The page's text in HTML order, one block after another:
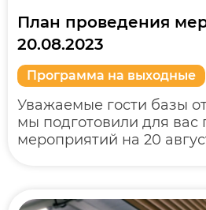
План проведения
20.08.2023
Программа на выходные
Уважаемые гости базы
мы подготовили для вас
мероприятий на 20